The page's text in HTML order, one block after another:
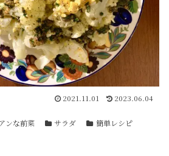
2021.11.01 2023.06.04
ンな前菜 サラダ
簡単レシピ